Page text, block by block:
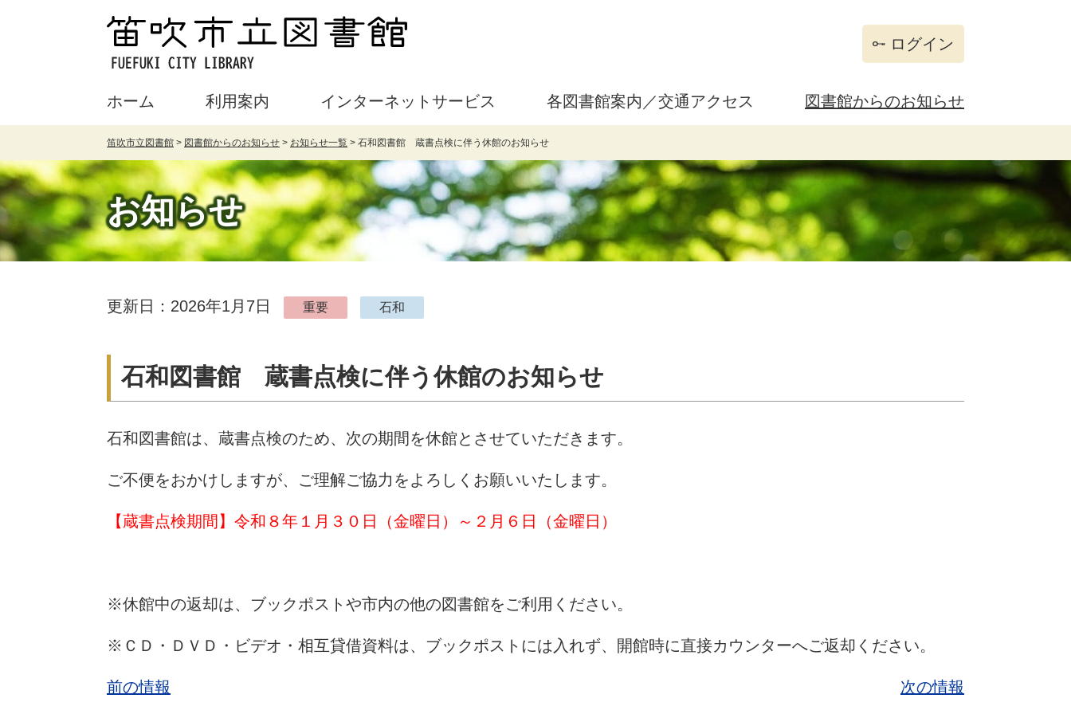
ログイン
ホーム 利用案内 インターネットサービス 各図書館案内／交通アクセス 図書館からのお知らせ
笛吹市立図書館 > 図書館からのお知らせ > お知らせ一覧 > 石和図書館 蔵書点検に伴う休館のお知らせ
お知らせ
更新日：2026年1月7日 重要 石和
石和図書館 蔵書点検に伴う休館のお知らせ
石和図書館は、蔵書点検のため、次の期間を休館とさせていただきます。
ご不便をおかけしますが、ご理解ご協力をよろしくお願いいたします。
【蔵書点検期間】令和８年１月３０日（金曜日）～２月６日（金曜日）
※休館中の返却は、ブックポストや市内の他の図書館をご利用ください。
※ＣＤ・ＤＶＤ・ビデオ・相互貸借資料は、ブックポストには入れず、開館時に直接カウンターへご返却ください。
前の情報 次の情報